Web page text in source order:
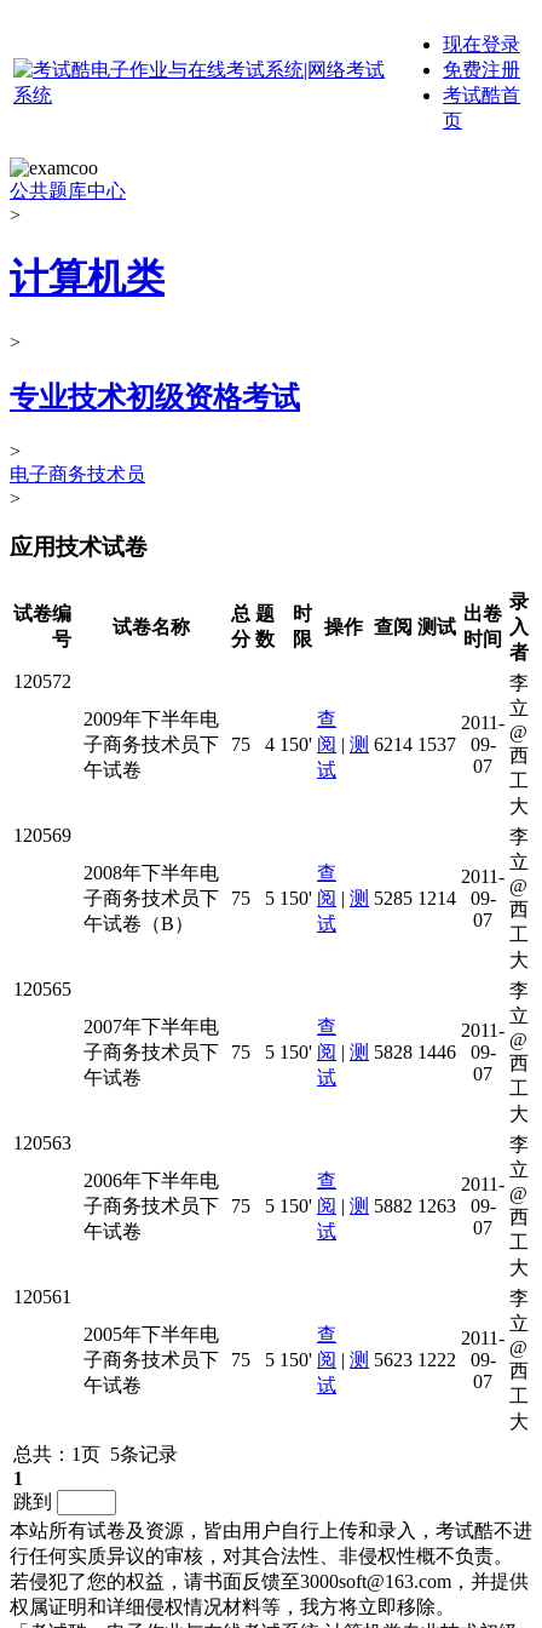
现在登录
免费注册
考试酷首
页
公共题库中心
>
计算机类
>
专业技术初级资格考试
>
电子商务技术员
>
应用技术试卷
试卷编
号
试卷名称
总
分
题
数
时
限
操作 查阅 测试
出卷
时间
录
入
者
120572
2009年下半年电
子商务技术员下
午试卷
75 4 150'
查
阅 | 测
试
6214 1537
2011-
09-
07
李
立
@
西
工
大
120569
2008年下半年电
子商务技术员下
午试卷（B）
75 5 150'
查
阅 | 测
试
5285 1214
2011-
09-
07
李
立
@
西
工
大
120565
2007年下半年电
子商务技术员下
午试卷
75 5 150'
查
阅 | 测
试
5828 1446
2011-
09-
07
李
立
@
西
工
大
120563
2006年下半年电
子商务技术员下
午试卷
75 5 150'
查
阅 | 测
试
5882 1263
2011-
09-
07
李
立
@
西
工
大
120561
2005年下半年电
子商务技术员下
午试卷
75 5 150'
查
阅 | 测
试
5623 1222
2011-
09-
07
李
立
@
西
工
大
总共：1页 5条记录
1
跳到
本站所有试卷及资源，皆由用户自行上传和录入，考试酷不进
行任何实质异议的审核，对其合法性、非侵权性概不负责。
若侵犯了您的权益，请书面反馈至3000soft@163.com，并提供
权属证明和详细侵权情况材料等，我方将立即移除。